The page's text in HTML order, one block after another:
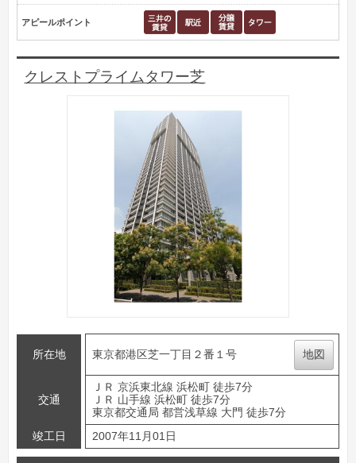
アピールポイント
クレストプライムタワー芝
所在地 東京都港区芝一丁目２番１号 地図
交通
ＪＲ 京浜東北線 浜松町 徒歩7分
ＪＲ 山手線 浜松町 徒歩7分
東京都交通局 都営浅草線 大門 徒歩7分
竣工日
2007年11月01日